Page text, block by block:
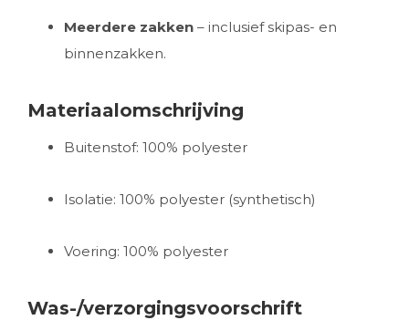
Meerdere zakken – inclusief skipas- en
binnenzakken.
Materiaalomschrijving
Buitenstof: 100% polyester
Isolatie: 100% polyester (synthetisch)
Voering: 100% polyester
Was-/verzorgingsvoorschrift